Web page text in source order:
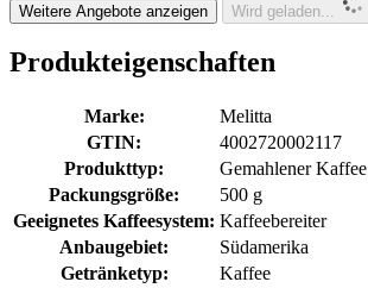
Weitere Angebote anzeigen Wird geladen...
Produkteigenschaften
Marke:
Melitta
GTIN:
4002720002117
Produkttyp:
Gemahlener Kaffee
Packungsgröße:
500 g
Geeignetes Kaffeesystem: Kaffeebereiter
Anbaugebiet:
Südamerika
Getränketyp:
Kaffee